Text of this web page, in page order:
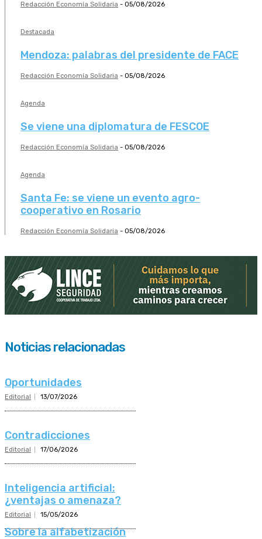
Redacción Economía Solidaria - 05/08/2026
Destacada
Mendoza: palabras del presidente de FACE
Redacción Economía Solidaria - 05/08/2026
Agenda
Se viene una diplomatura de FESCOE
Redacción Economía Solidaria - 05/08/2026
Agenda
Santa Fe: se viene un evento agro-
cooperativo en Rosario
Redacción Economía Solidaria - 05/08/2026
Noticias relacionadas
Oportunidades
Editorial 13/07/2026
Contradicciones
Editorial 17/06/2026
Inteligencia artificial:
¿ventajas o amenaza?
Editorial 15/05/2026
Sobre la alfabetización